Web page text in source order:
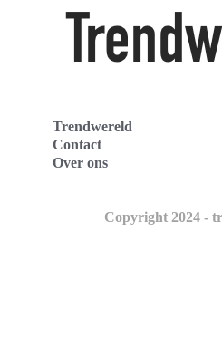
Trendwereld
Contact
Over ons
Copyright 2024 -